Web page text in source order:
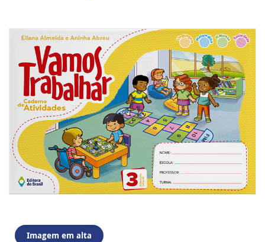
Imagem em alta